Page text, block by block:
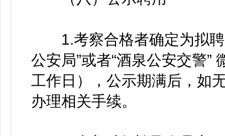
1.考察合格者确定为拟聘
公安局”或者“酒泉公安交警
工作日），公示期满后，如
办理相关手续。